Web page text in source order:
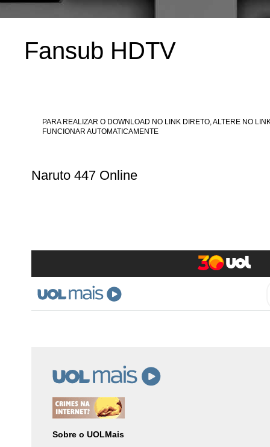
Fansub HDTV
PARA REALIZAR O DOWNLOAD NO LINK DIRETO, ALTERE NO
FUNCIONAR AUTOMATICAMENTE
Naruto 447 Online